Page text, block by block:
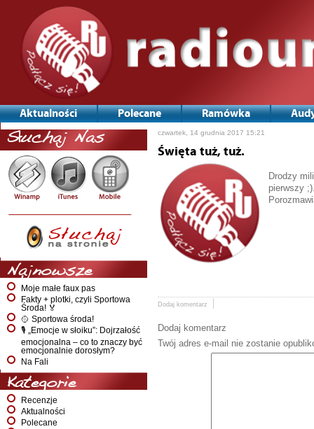
Aktualności Polecane Ramówka
Słuchaj Nas
Najnowsze
Moje małe faux pas
Fakty + plotki, czyli Sportowa
Środa! 🏅
🥎 Sportowa środa!
🎙️ „Emocje w słoiku”: Dojrzałość
emocjonalna – co to znaczy być
emocjonalnie dorosłym?
Na Fali
Kategorie
Recenzje
Aktualności
Polecane
czwartek, 14 grudnia 2017 15:21
Święta tuż, tuż.
Drodzy
pierwszy
Dodaj komentarz
Dodaj komentarz
Twój adres e-mail nie zostanie